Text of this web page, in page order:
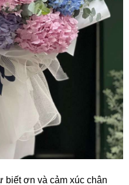
biết ơn và cảm xúc chân